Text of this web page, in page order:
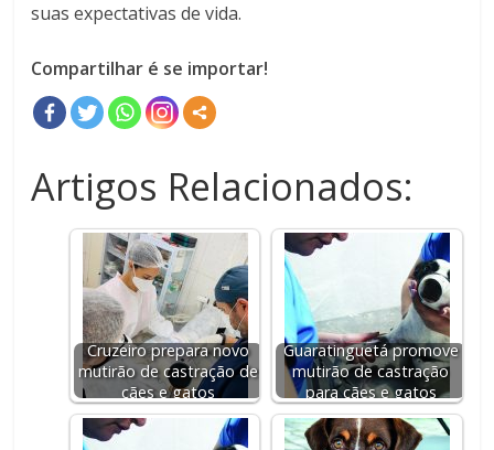
suas expectativas de vida.
Compartilhar é se importar!
Artigos Relacionados:
Cruzeiro prepara novo
mutirão de castração de
cães e gatos
Guaratinguetá promove
mutirão de castração
para cães e gatos